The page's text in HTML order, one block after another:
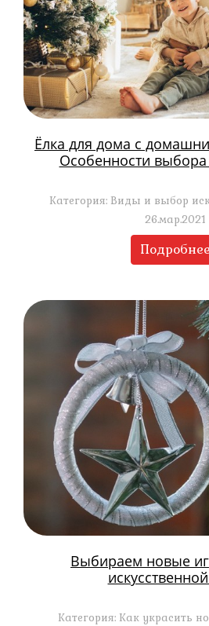
Ёлка для дома с
Особенности выбора
Категория: Виды и выбор
26.мар.2021
Подробнее
Выбираем новые
Категория: Как украсить